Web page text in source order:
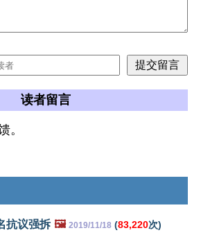
读者留言
。
抗议强拆 🖼️ 2019/11/18 (83,220次)